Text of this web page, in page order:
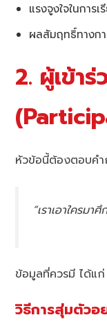
แรงจูงใจในการเ
ผลสัมฤทธิ์ทางกา
2. ผู้เข้า
หัวข้อนี้ต้องตอบคำ
“เราเอาใครมา
ข้อมูลที่ควรมี ได้แก่
วิธีการสุ่มตัวอ